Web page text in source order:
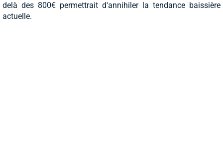
delà des 800€ permettrait d'annihiler la tendance baissière
actuelle.